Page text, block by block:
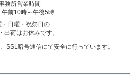
務所営業時間
午前10時～午後5時
・日曜・祝祭日の
出荷はお休みです。
SSL暗号通信にて安全に行っています。